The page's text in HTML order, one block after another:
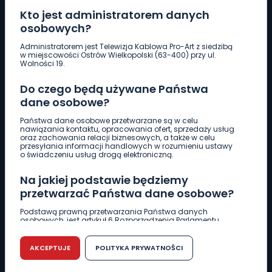
Kto jest administratorem danych
osobowych?
Administratorem jest Telewizja Kablowa Pro-Art z siedzibą
w miejscowości Ostrów Wielkopolski (63-400) przy ul.
Wolności 19.
Do czego będą używane Państwa
dane osobowe?
Państwa dane osobowe przetwarzane są w celu
nawiązania kontaktu, opracowania ofert, sprzedaży usług
oraz zachowania relacji biznesowych, a także w celu
przesyłania informacji handlowych w rozumieniu ustawy
o świadczeniu usług drogą elektroniczną.
Na jakiej podstawie będziemy
przetwarzać Państwa dane osobowe?
Podstawą prawną przetwarzania Państwa danych
osobowych, jest artykuł 6 Rozporządzenia Parlamentu
r. w sprawie ochrony osób fizycznych w związku z
przetwarzaniem danych osobowych w sprawie
swobodnego przepływu takich danych oraz uchylenia
dyrektywy 95/46/WE (RODO).
AKCEPTUJE POLITYKA PRYWATNOŚCI
Pobierz logotyp
661 997 997
REDAKCJA
62 735 22 22redakcja@wlkp24.info
DZIAŁ REKLAMY
62 735 01 85 reklama@wlkp24.info
WIADOMOŚCI
CIEKAWOSTKI